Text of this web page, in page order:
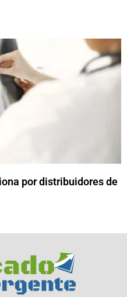
por distribuidores de